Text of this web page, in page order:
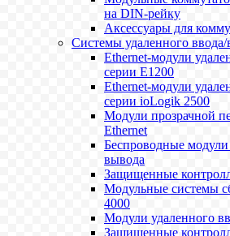
на DIN-рейку
Аксессуары для
Системы удаленного ввода/
Ethernet-модули
серии E1200
Ethernet-модули
серии ioLogik 2500
Модули прозрачной
Ethernet
Беспроводные модули
вывода
Защищенные
Модульные системы
4000
Модули удаленного
Защищенные